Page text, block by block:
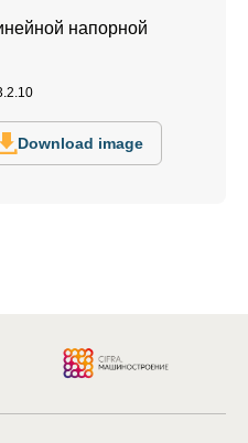
напорной
Download image